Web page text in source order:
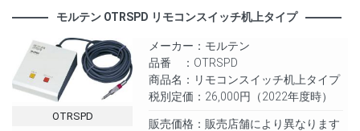
モルテン OTRSPD リモコンスイッチ机上タイプ
OTRSPD
メーカー：モルテン
品番 ：OTRSPD
商品名：リモコンスイッチ机上タイプ
税別定価：26,000円（2022年度時）
販売価格：販売店舗により異なります